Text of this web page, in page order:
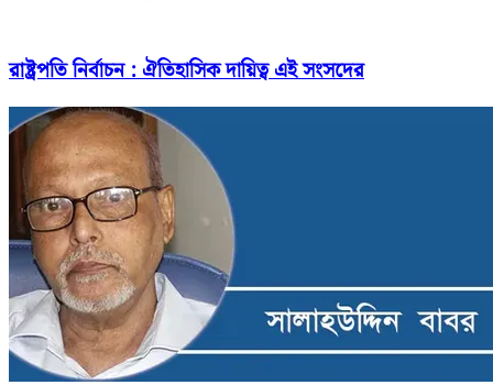
রাষ্ট্রপতি নির্বাচন : ঐতিহাসিক দায়িত্ব এই সংসদের